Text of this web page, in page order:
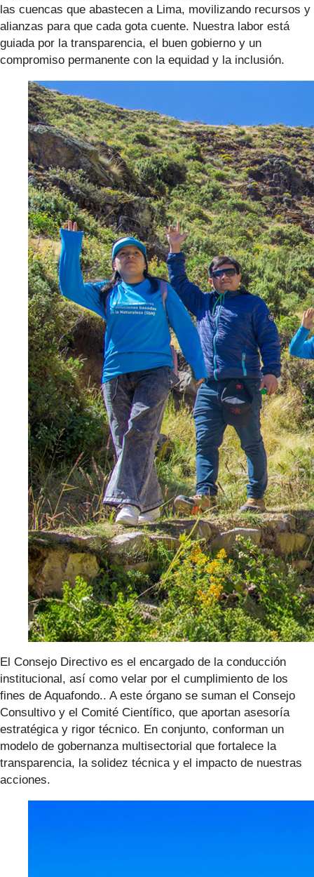
las cuencas que abastecen a Lima, movilizando recursos y
alianzas para que cada gota cuente. Nuestra labor está
guiada por la transparencia, el buen gobierno y un
compromiso permanente con la equidad y la inclusión.
El Consejo Directivo es el encargado de la conducción
institucional, así como velar por el cumplimiento de los
fines de Aquafondo.. A este órgano se suman el Consejo
Consultivo y el Comité Científico, que aportan asesoría
estratégica y rigor técnico. En conjunto, conforman un
modelo de gobernanza multisectorial que fortalece la
transparencia, la solidez técnica y el impacto de nuestras
acciones.